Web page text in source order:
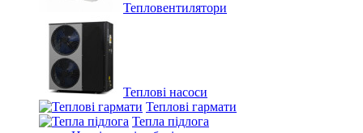
Тепловентилятори
Теплові насоси
Теплові гармати
Тепла підлога